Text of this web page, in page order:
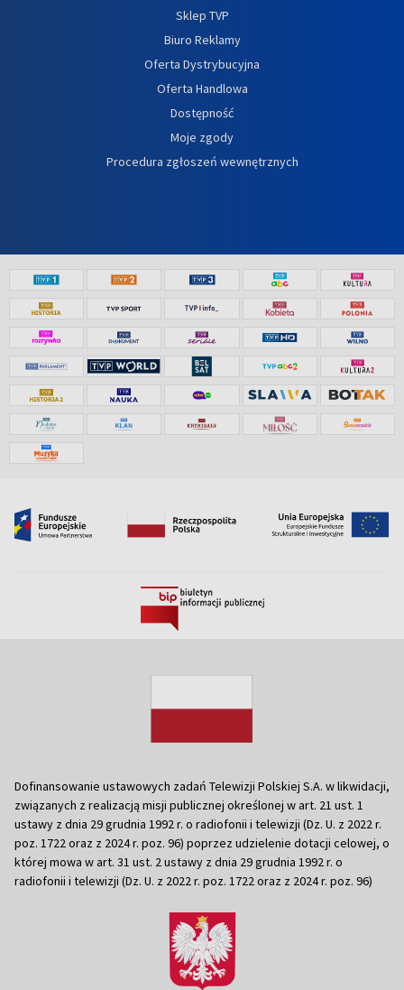
Sklep TVP
Biuro Reklamy
Oferta Dystrybucyjna
Oferta Handlowa
Dostępność
Moje zgody
Procedura zgłoszeń wewnętrznych
Dofinansowanie ustawowych zadań Telewizji Polskiej S.A. w likwidacji,
związanych z realizacją misji publicznej określonej w art. 21 ust. 1
ustawy z dnia 29 grudnia 1992 r. o radiofonii i telewizji (Dz. U. z 2022 r.
poz. 1722 oraz z 2024 r. poz. 96) poprzez udzielenie dotacji celowej, o
której mowa w art. 31 ust. 2 ustawy z dnia 29 grudnia 1992 r. o
radiofonii i telewizji (Dz. U. z 2022 r. poz. 1722 oraz z 2024 r. poz. 96)